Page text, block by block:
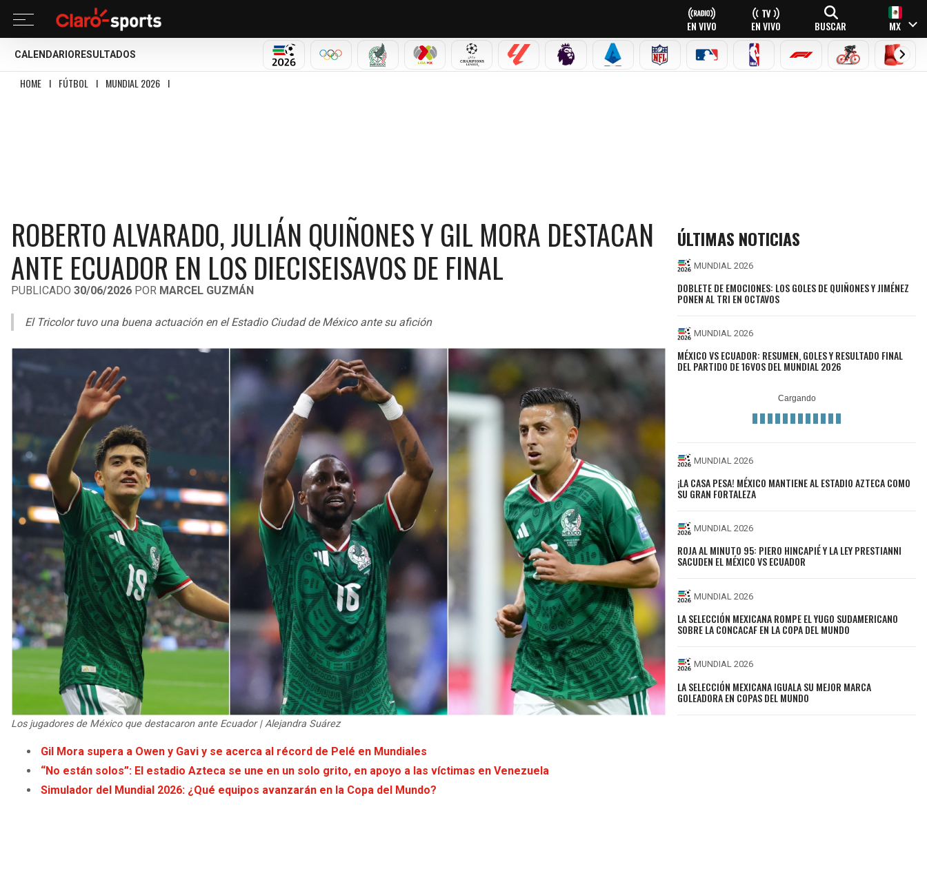
EN VIVO EN VIVO BUSCAR MX
CALENDARIO RESULTADOS
MUNDIAL 2026OLÍMPICOSSELECCIÓN MEXICANA
LIGA MX CHAMPIONS LEAGUE
LALIGA PREMIER LEAGUE
SERIE A NFL MLB NBA FÓRMULA 1CICLISMOBOXEO
HOME I FÚTBOL I MUNDIAL 2026 I
ROBERTO ALVARADO, JULIÁN QUIÑONES Y GIL MORA DESTACAN
ANTE ECUADOR EN LOS DIECISEISAVOS DE FINAL
PUBLICADO 30/06/2026 POR MARCEL GUZMÁN
El Tricolor tuvo una buena actuación en el Estadio Ciudad de México ante su afición
Los jugadores de México que destacaron ante Ecuador | Alejandra Suárez
Gil Mora supera a Owen y Gavi y se acerca al récord de Pelé en Mundiales
“No están solos”: El estadio Azteca se une en un solo grito, en apoyo a las víctimas en Venezuela
Simulador del Mundial 2026: ¿Qué equipos avanzarán en la Copa del Mundo?
ÚLTIMAS NOTICIAS
MUNDIAL 2026
DOBLETE DE EMOCIONES: LOS GOLES DE QUIÑONES Y JIMÉNEZ
PONEN AL TRI EN OCTAVOS
MUNDIAL 2026
MÉXICO VS ECUADOR: RESUMEN, GOLES Y RESULTADO FINAL
DEL PARTIDO DE 16VOS DEL MUNDIAL 2026
MUNDIAL 2026
¡LA CASA PESA! MÉXICO MANTIENE AL ESTADIO AZTECA COMO
SU GRAN FORTALEZA
MUNDIAL 2026
ROJA AL MINUTO 95: PIERO HINCAPIÉ Y LA LEY PRESTIANNI
SACUDEN EL MÉXICO VS ECUADOR
MUNDIAL 2026
LA SELECCIÓN MEXICANA ROMPE EL YUGO SUDAMERICANO
SOBRE LA CONCACAF EN LA COPA DEL MUNDO
MUNDIAL 2026
LA SELECCIÓN MEXICANA IGUALA SU MEJOR MARCA
GOLEADORA EN COPAS DEL MUNDO